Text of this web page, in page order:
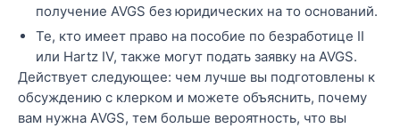
получение AVGS без юридических на то оснований.
Те, кто имеет право на пособие по безработице II
или Hartz IV, также могут подать заявку на AVGS.
Действует следующее: чем лучше вы подготовлены к
обсуждению с клерком и можете объяснить, почему
вам нужна AVGS, тем больше вероятность, что вы